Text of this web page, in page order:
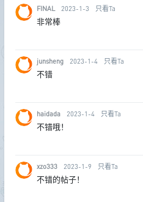
FINAL 2023-1-3 只看Ta
非常棒
junsheng 2023-1-4 只看Ta
不错
haidada 2023-1-4 只看Ta
不错哦！
xzo333 2023-1-9 只看Ta
不错的帖子！